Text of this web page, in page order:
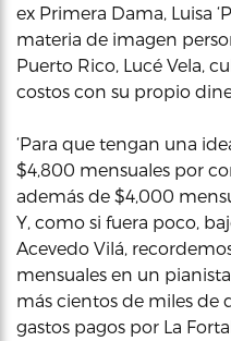
ex Primera Dama, Luisa
materia de imagen
Puerto Rico, Lucé Vela,
costos con su propio
‘Para que tengan una
$4,800 mensuales por
además de $4,000
Y, como si fuera poco,
Acevedo Vilá,
mensuales en un
más cientos de miles de
gastos pagos por La